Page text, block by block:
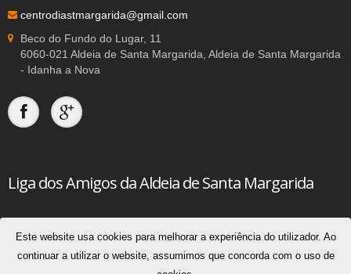
centrodiastmargarida@gmail.com
Beco do Fundo do Lugar, 11
6060-021 Aldeia de Santa Margarida, Aldeia de Santa Margarida
- Idanha a Nova
Liga dos Amigos da Aldeia de Santa Margarida
© 2026Liga dos Amigos da Aldeia de Santa Margarida
Todos os direitos reservados | Consultar aPolítica de Privacidade
Este website usa cookies para melhorar a experiência do utilizador. Ao
continuar a utilizar o website, assumimos que concorda com o uso de